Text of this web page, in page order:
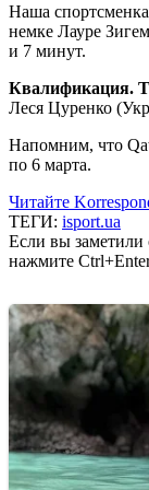
Наша
немке Лауре
и 7 минут.
Квалификация.
Леся Цуренко
Напомним, что
по 6 марта.
Читайте
ТЕГИ: isport.ua
Если вы заметили
нажмите